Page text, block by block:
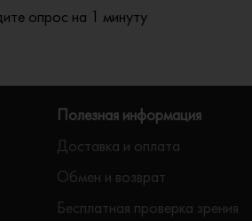
опрос на 1 минуту
Полезная информация
Доставка и оплата
Обмен и возврат
Бесплатная проверка зрения